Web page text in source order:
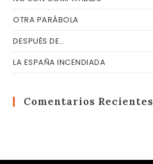
OTRA PARÁBOLA
DESPUÉS DE…
LA ESPAÑA INCENDIADA
Comentarios Recientes